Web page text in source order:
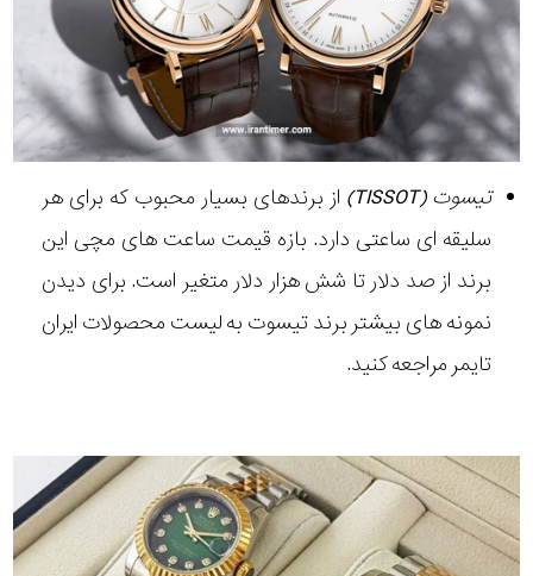
تیسوت (TISSOT)
از برندهای بسیار محبوب که برای هر
سلیقه ای ساعتی دارد. بازه قیمت ساعت های مچی این
برند از صد دلار تا شش هزار دلار متغیر است. برای دیدن
نمونه های بیشتر برند تیسوت به لیست محصولات ایران
تایمر مراجعه کنید.